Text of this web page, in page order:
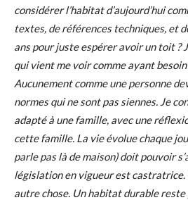
considérer l’habitat d’aujourd’hui
textes, de références techniques, et
ans pour juste espérer avoir un toit ?
qui vient me voir comme ayant besoin
Aucunement comme une personne
normes qui ne sont pas siennes. Je
adapté à une famille, avec une
cette famille. La vie évolue chaque
parle pas là de maison) doit pouvoir
législation en vigueur est castratrice.
autre chose. Un habitat durable reste